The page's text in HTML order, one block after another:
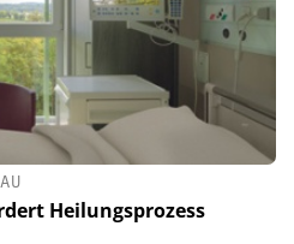
Heilungsprozess